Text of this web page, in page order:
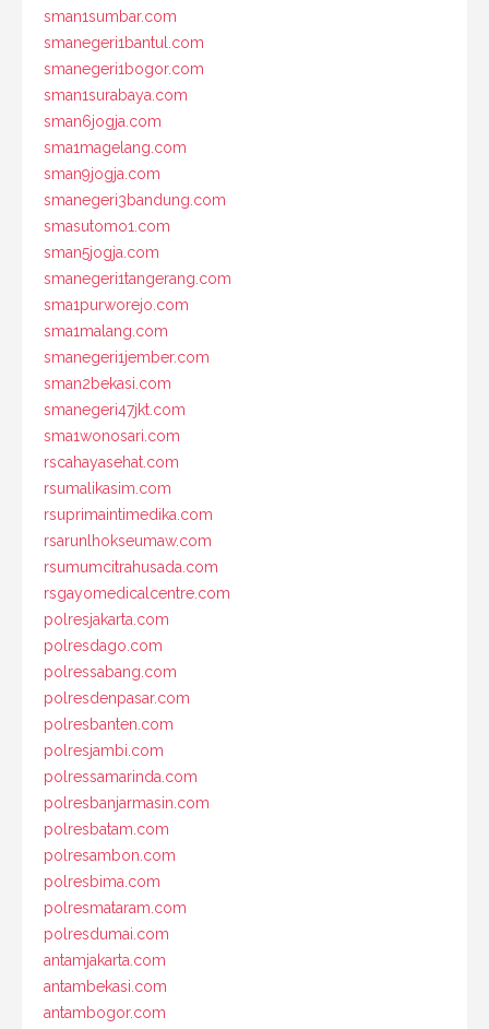
sman1sumbar.com
smanegeri1bantul.com
smanegeri1bogor.com
sman1surabaya.com
sman6jogja.com
sma1magelang.com
sman9jogja.com
smanegeri3bandung.com
smasutomo1.com
sman5jogja.com
smanegeri1tangerang.com
sma1purworejo.com
sma1malang.com
smanegeri1jember.com
sman2bekasi.com
smanegeri47jkt.com
sma1wonosari.com
rscahayasehat.com
rsumalikasim.com
rsuprimaintimedika.com
rsarunlhokseumaw.com
rsumumcitrahusada.com
rsgayomedicalcentre.com
polresjakarta.com
polresdago.com
polressabang.com
polresdenpasar.com
polresbanten.com
polresjambi.com
polressamarinda.com
polresbanjarmasin.com
polresbatam.com
polresambon.com
polresbima.com
polresmataram.com
polresdumai.com
antamjakarta.com
antambekasi.com
antambogor.com